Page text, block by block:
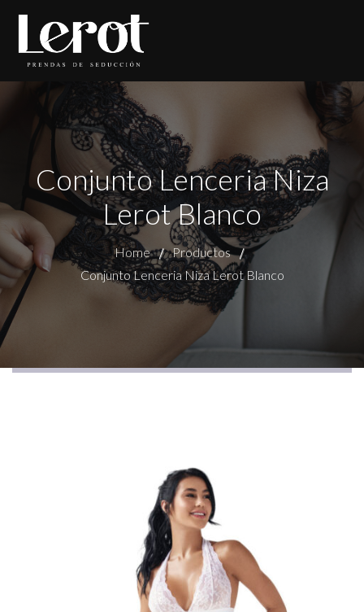
Conjunto Lenceria Niza
Lerot Blanco
Home
Productos
Conjunto Lenceria Niza Lerot Blanco